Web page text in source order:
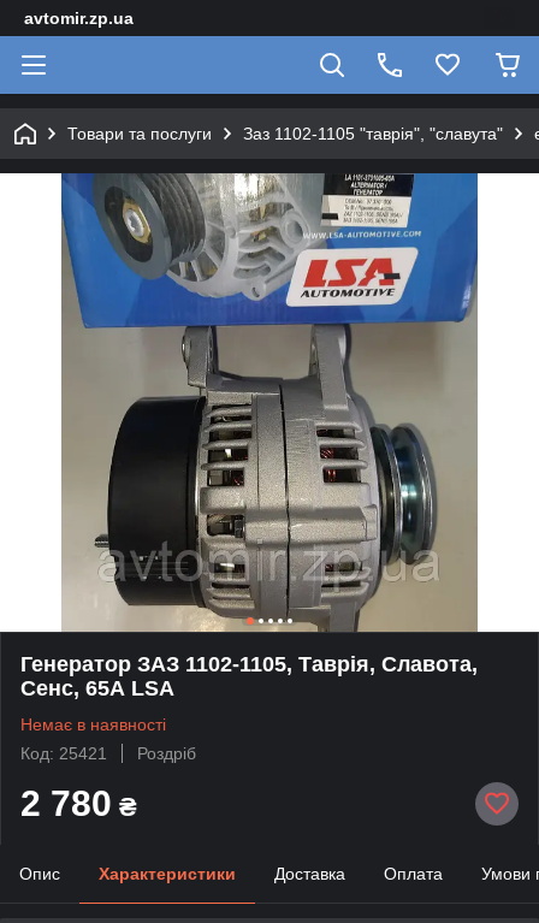
avtomir.zp.ua
Товари та послуги Заз 1102-1105 "таврія", "славута"
Генератор ЗАЗ 1102-1105, Таврія, Славота,
Сенс, 65А LSA
Немає в наявності
Код: 25421
Роздріб
2 780 ₴
Опис Характеристики Доставка Оплата Умови